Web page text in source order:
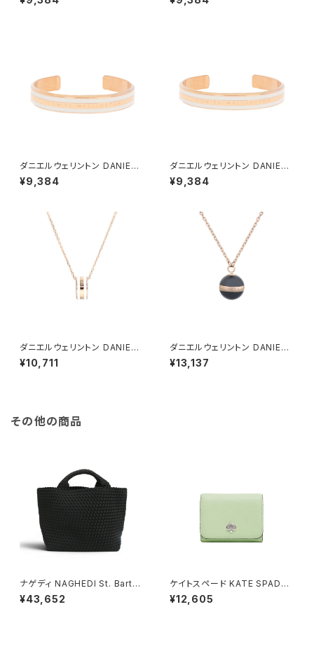
スレット レディース DW00400
スレット レディース DW00400
ダニエルウェリントン DANIEL
WELLINGTON バングル ブレ
スレット レディース DW00400
ゴールド ホワイト
¥9,384
ダニエルウェリントン DANIEL
WELLINGTON バングル ブレ
スレット レディース DW00400
ゴールド ホワイト
¥9,384
ダニエルウェリントン DANIEL
WELLINGTON ネックレス レ
ディース DW00400153 エラ
¥10,711
ダニエルウェリントン DANIEL
WELLINGTON ネックレス レ
ディース DW00400156 アス
¥13,137
その他の商品
ナゲディ NAGHEDI St. Barths
Medium Tote セント・バーツ
ミディアムトート トートバッグ sn
¥43,652
ケイトスペード KATE SPADE
ケイラ スモール Lジップ ウォレ
ット 二つ折り財布 kk056-306
¥12,605